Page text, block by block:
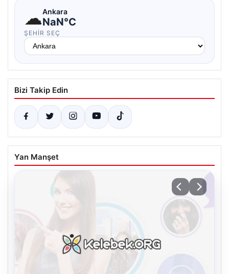
☁Ankara
NaN°C
ŞEHIR SEÇ
Bizi Takip Edin
Yan Manşet